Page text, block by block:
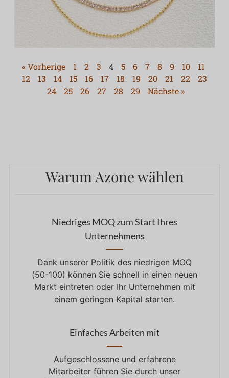
« Vorherige 1 2 3 4 5 6 7 8 9 10
11
12
13 14 15 16 17 18 19 20 21 22
23
24
25 26 27 28 29 Nächste »
Warum Azone wählen
Niedriges MOQ zum Start Ihres
Unternehmens
Dank unserer Politik des niedrigen MOQ
(50-100) können Sie schnell in einen neuen
Markt eintreten oder Ihr Unternehmen mit
einem geringen Kapital starten.
Einfaches Arbeiten mit
Aufgeschlossene und erfahrene
Mitarbeiter führen Sie durch unser